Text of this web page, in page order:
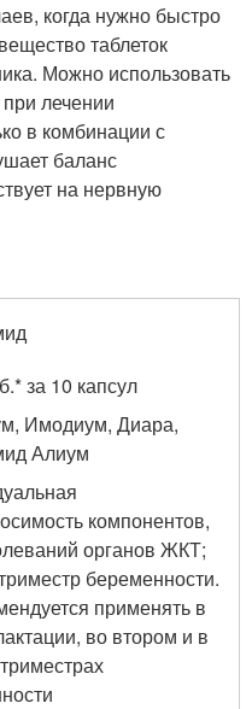
когда нужно быстро
таблеток
Можно использовать
лечении
в комбинации с
баланс
на нервную
за 10 капсул
Имодиум, Диара,
Алиум
компонентов,
органов ЖКТ;
беременности.
применять в
во втором и в